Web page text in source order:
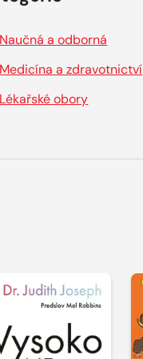
Naučná a odborná
Medicína a zdravotnictví
Lékařské obory